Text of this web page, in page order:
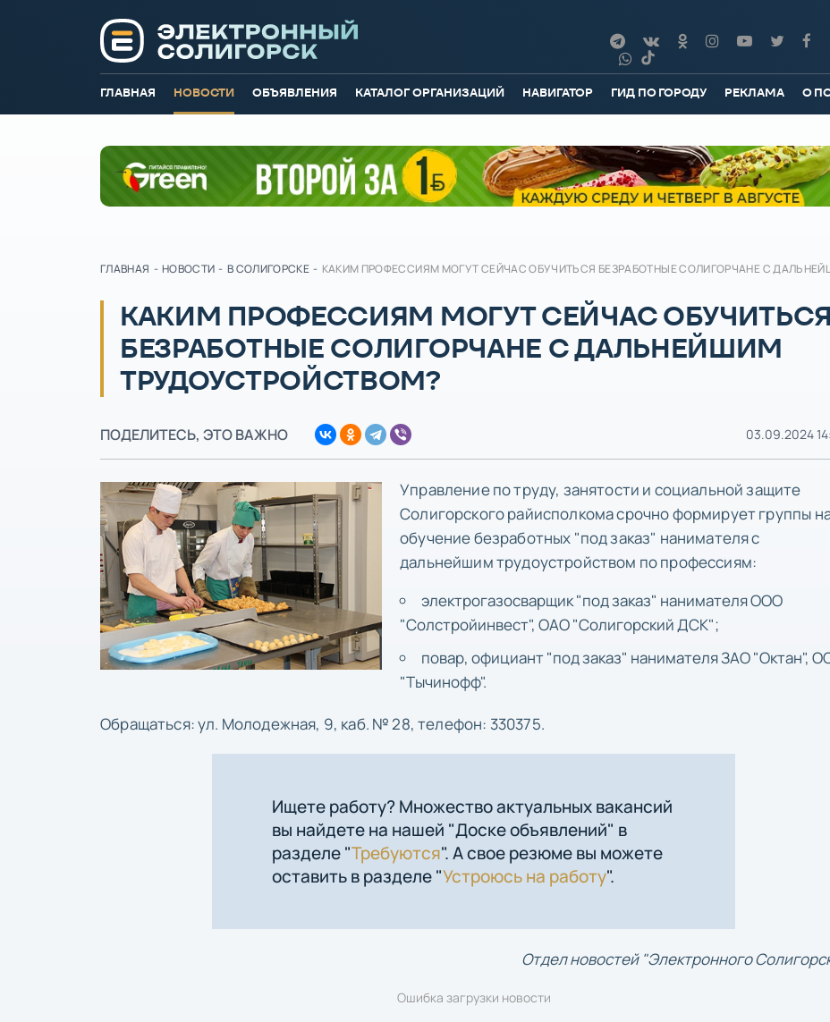
ГЛАВНАЯ НОВОСТИ ОБЪЯВЛЕНИЯ КАТАЛОГ ОРГАНИЗАЦИЙ НАВИГАТОР ГИД ПО ГОРОДУ РЕКЛАМА О
ГЛАВНАЯ - НОВОСТИ - В СОЛИГОРСКЕ - КАКИМ ПРОФЕССИЯМ МОГУТ СЕЙЧАС ОБУЧИТЬСЯ БЕЗРАБОТНЫЕ СОЛИГОРЧАНЕ С
КАКИМ ПРОФЕССИЯМ МОГУТ СЕЙЧАС ОБУЧИТЬСЯ
БЕЗРАБОТНЫЕ СОЛИГОРЧАНЕ С ДАЛЬНЕЙШИМ
ТРУДОУСТРОЙСТВОМ?
ПОДЕЛИТЕСЬ, ЭТО ВАЖНО 03.09.2024
Управление по труду, занятости и социальной защите
Солигорского райисполкома срочно формирует группы
обучение безработных "под заказ" нанимателя с
дальнейшим трудоустройством по профессиям:
электрогазосварщик "под заказ" нанимателя ООО
"Солстройинвест", ОАО "Солигорский ДСК";
повар, официант "под заказ" нанимателя ЗАО "Октан",
"Тычинофф".
Обращаться: ул. Молодежная, 9, каб. № 28, телефон: 330375.
Ищете работу? Множество актуальных вакансий
вы найдете на нашей "Доске объявлений" в
разделе "Требуются". А свое резюме вы можете
оставить в разделе "Устроюсь на работу".
Отдел новостей "Электронного
Ошибка загрузки новости